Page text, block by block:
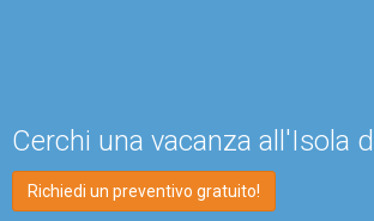
Cerchi una vacanza all'Isola
Richiedi un preventivo gratuito!